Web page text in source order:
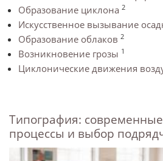
Образование циклона 2
Искусственное вызывание
Образование облаков 2
Возникновение грозы 1
Циклонические движения
Типография:
процессы и выбор